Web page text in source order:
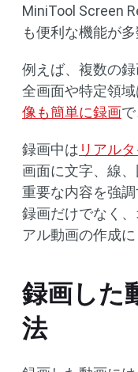
MiniTool Screen
も便利な機能が
例えば、複数の録
全画面や特定領域
像も簡単に録画で
録画中は リアル
画面に文字、線
重要な内容を強
録画だけでなく
アル動画の作成に
録画した
法